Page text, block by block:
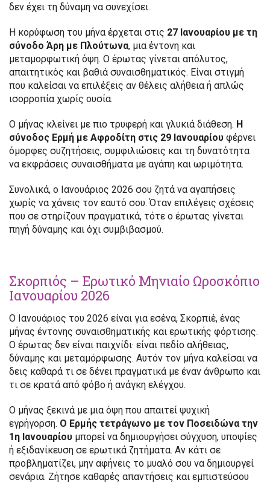
δεν έχει τη δύναμη να συνεχίσει.
Η κορύφωση του μήνα έρχεται στις 27 Ιανουαρίου με τη
σύνοδο Άρη με Πλούτωνα, μια έντονη και
μεταμορφωτική όψη. Ο έρωτας γίνεται απόλυτος,
απαιτητικός και βαθιά συναισθηματικός. Είναι στιγμή
που καλείσαι να επιλέξεις αν θέλεις αλήθεια ή απλώς
ισορροπία χωρίς ουσία.
Ο μήνας κλείνει με πιο τρυφερή και γλυκιά διάθεση. Η
σύνοδος Ερμή με Αφροδίτη στις 29 Ιανουαρίου φέρνει
όμορφες συζητήσεις, συμφιλιώσεις και τη δυνατότητα
να εκφράσεις συναισθήματα με αγάπη και ωριμότητα.
Συνολικά, ο Ιανουάριος 2026 σου ζητά να αγαπήσεις
χωρίς να χάνεις τον εαυτό σου. Όταν επιλέγεις σχέσεις
που σε στηρίζουν πραγματικά, τότε ο έρωτας γίνεται
πηγή δύναμης και όχι συμβιβασμού.
Σκορπιός – Ερωτικό Μηνιαίο Ωροσκόπιο
Ιανουαρίου 2026
Ο Ιανουάριος του 2026 είναι για εσένα, Σκορπιέ, ένας
μήνας έντονης συναισθηματικής και ερωτικής φόρτισης.
Ο έρωτας δεν είναι παιχνίδι· είναι πεδίο αλήθειας,
δύναμης και μεταμόρφωσης. Αυτόν τον μήνα καλείσαι να
δεις καθαρά τι σε δένει πραγματικά με έναν άνθρωπο και
τι σε κρατά από φόβο ή ανάγκη ελέγχου.
Ο μήνας ξεκινά με μια όψη που απαιτεί ψυχική
εγρήγορση. Ο Ερμής τετράγωνο με τον Ποσειδώνα την
1η Ιανουαρίου μπορεί να δημιουργήσει σύγχυση, υποψίες
ή εξιδανίκευση σε ερωτικά ζητήματα. Αν κάτι σε
προβληματίζει, μην αφήνεις το μυαλό σου να δημιουργεί
σενάρια. Ζήτησε καθαρές απαντήσεις και εμπιστεύσου